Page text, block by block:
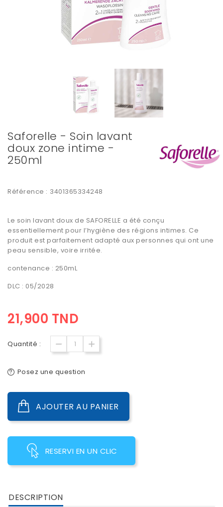
Saforelle - Soin lavant
doux zone intime -
250ml
Référence : 3401365334248
Le soin lavant doux de SAFORELLE a été conçu
essentiellement pour l’hygiène des régions intimes. Ce
produit est parfaitement adapté aux personnes qui ont une
peau sensible, voire irritée.
contenance : 250mL
DLC : 05/2028
21,900 TND
Quantité :
Posez une question
AJOUTER AU PANIER
RESERVI EN UN CLIC
DESCRIPTION